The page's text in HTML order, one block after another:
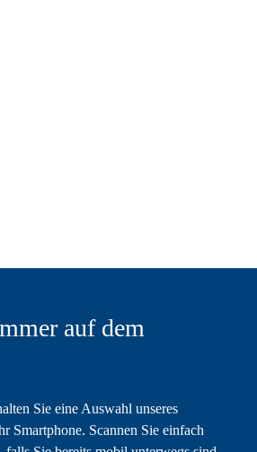
auf dem
Sie eine Auswahl unseres
Smartphone. Scannen Sie einfach